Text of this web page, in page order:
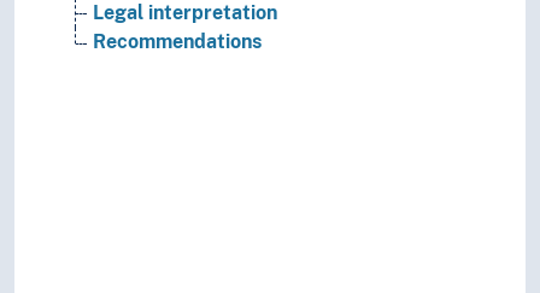
Legal interpretation
Recommendations